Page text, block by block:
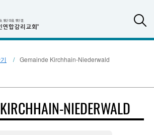
Gemainde Kirchhain-Niederwald
NIEDERWALD